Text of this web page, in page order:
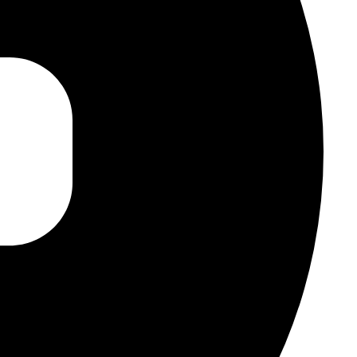
für AirPods Pro und Ladecase (IP54)2
Verbinden
Geräte5
Tiefe: 24,0 mm Gewicht: 5,3 g